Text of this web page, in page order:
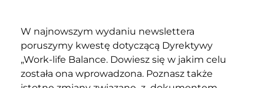
W najnowszym wydaniu newslettera
poruszymy kwestę dotyczącą Dyrektywy
„Work-life Balance. Dowiesz się w jakim celu
została ona wprowadzona. Poznasz także